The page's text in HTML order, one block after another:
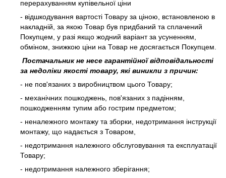
перерахуванням купівельної ціни
- відшкодування вартості Товару за ціною, встановленою в
накладній, за якою Товар був придбаний та сплачений
Покупцем, у разі якщо жодний варіант за усуненням,
обміном, знижкою ціни на Товар не досягається Покупцем.
Постачальник не несе гарантійної відповідальності
за недоліки якості товару, які виникли з причин:
- не пов'язаних з виробництвом цього Товару;
- механічних пошкоджень, пов'язаних з падінням,
пошкодженням тупим або гострим предметом;
- неналежного монтажу та зборки, недотримання інструкції
монтажу, що надається з Товаром,
- недотримання належного обслуговування та експлуатації
Товару;
- недотримання належного зберігання;